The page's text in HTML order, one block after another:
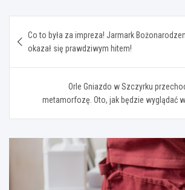
wpisu
Co to była za impreza! Jarmark
okazał się prawdziwym hitem!
Orle Gniazdo w Szczyrku
metamorfozę. Oto, jak będzie wyglądać